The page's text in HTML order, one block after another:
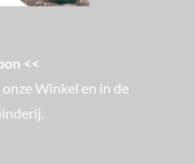
<<
Winkel en in de